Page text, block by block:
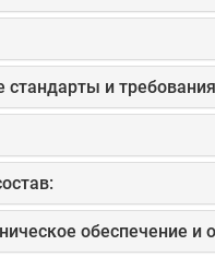
стандарты и требования
обеспечение и